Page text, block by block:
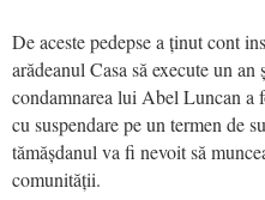
De aceste pedepse a ținut cont
arădeanul Casa să execute un
condamnarea lui Abel Luncan a
cu suspendare pe un termen de
tămășdanul va fi nevoit să
comunității.